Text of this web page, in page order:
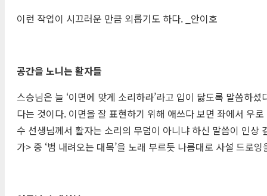
이런 작업이 시끄러운 만큼 외롭기도 하다. _안이호
공간을 노니는 활자들
스승님은 늘 ‘이면에 맞게 소리하라’라고 입이 닳도록 말씀하
다는 것이다. 이면을 잘 표현하기 위해 애쓰다 보면 좌에서 우
수 선생님께서 활자는 소리의 무덤이 아니냐 하신 말씀이 인
가> 중 ‘범 내려오는 대목’을 노래 부르듯 나름대로 사설 드로